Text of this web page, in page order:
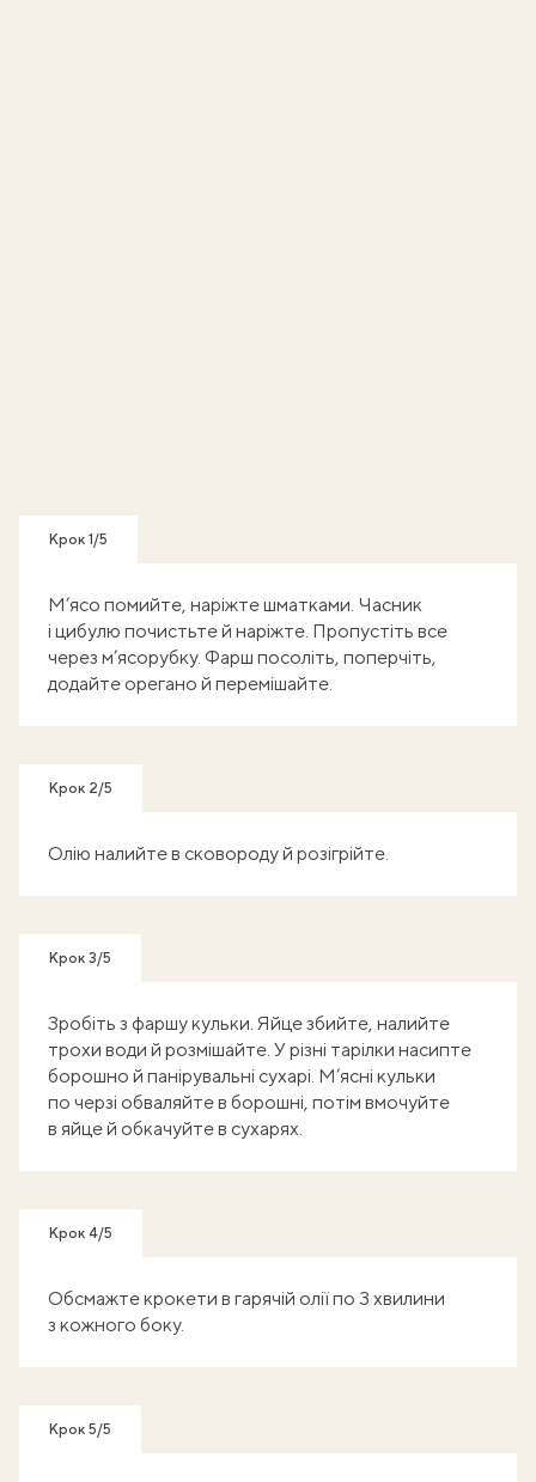
Крок 1/5
М’ясо помийте, наріжте шматками. Часник
і цибулю почистьте й наріжте. Пропустіть все
через м’ясорубку. Фарш посоліть, поперчіть,
додайте орегано й перемішайте.
Крок 2/5
Олію налийте в сковороду й розігрійте.
Крок 3/5
Зробіть з фаршу кульки. Яйце збийте, налийте
трохи води й розмішайте. У різні тарілки насипте
борошно й панірувальні сухарі. М’ясні кульки
по черзі обваляйте в борошні, потім вмочуйте
в яйце й обкачуйте в сухарях.
Крок 4/5
Обсмажте крокети в гарячій олії по 3 хвилини
з кожного боку.
Крок 5/5